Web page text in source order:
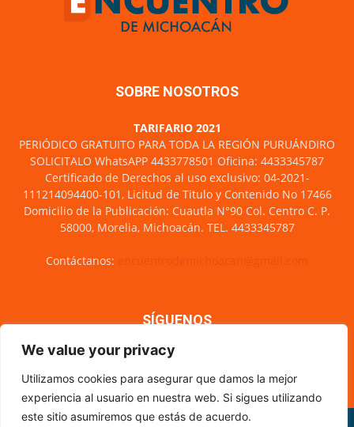
We value your privacy
Utilizamos cookies para asegurar que damos la mejor
experiencia al usuario en nuestra web. Si sigues utilizando
este sitio asumiremos que estás de acuerdo.
SOBRE NOSOTROS
TARIFARIO 2021
PERIÓDICO GRATUITO PARA TODA LA REGIÓN PURUÁNDIRO
SOLICITALO WhatsAPP 4433778501 Oficina: 4433345787
Certificado de Derechos al uso exclusivo: 04-2021-
111214094400-101, Licitud de Titulo y Contenido No 17466
Domicilio de la Publicación: Cuautla N°90 Col. Centro C. P.
58000, Morelia, Michoacán. TEL. 4433345787
Contáctanos:
SÍGUENOS